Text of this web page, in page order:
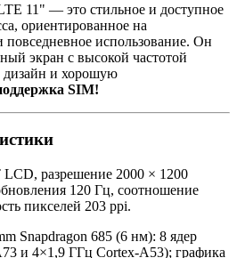
11" — это стильное и доступное
ориентированное на
повседневное использование. Он
экран с высокой частотой
дизайн и хорошую
SIM!
разрешение 2000 × 1200
120 Гц, соотношение
пикселей 203 ppi.
Snapdragon 685 (6 нм): 8 ядер
и 4×1,9 ГГц Cortex-A53); графика